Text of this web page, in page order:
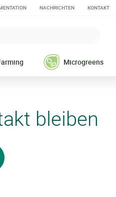
NACHRICHTEN KONTAKT
Microgreens
bleiben